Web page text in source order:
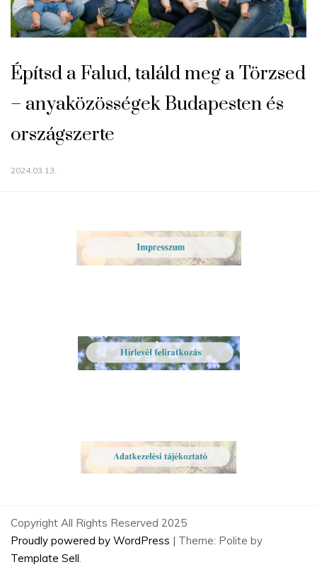
Építsd a Falud, találd meg a Törzsed
– anyaközösségek Budapesten és
országszerte
2024.03.13.
Copyright All Rights Reserved 2025
Proudly powered by WordPress | Theme: Polite by
Template Sell.